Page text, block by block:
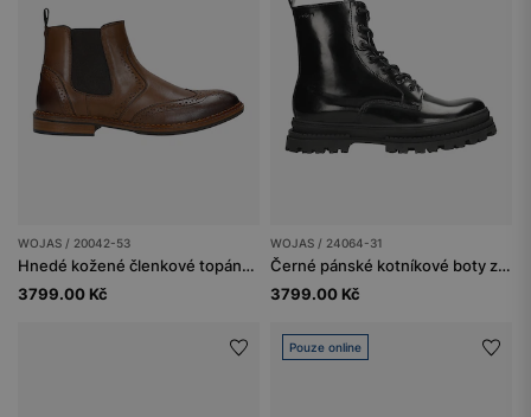
WOJAS / 20042-53
Hnedé kožené členkové topánky s ozdobným brogovaním
3799.00 Kč
WOJAS / 24064-31
Černé pánské kotníkové boty z lakované kůže
3799.00 Kč
Pouze online